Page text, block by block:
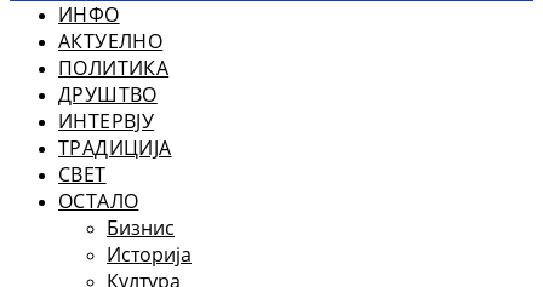
ИНФО
АКТУЕЛНО
ПОЛИТИКА
ДРУШТВО
ИНТЕРВЈУ
ТРАДИЦИЈА
СВЕТ
ОСТАЛО
Бизнис
Историја
Култура